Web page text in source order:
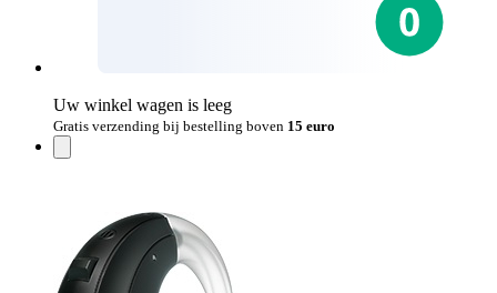
Uw winkel wagen is leeg
Gratis verzending bij bestelling boven 15 euro